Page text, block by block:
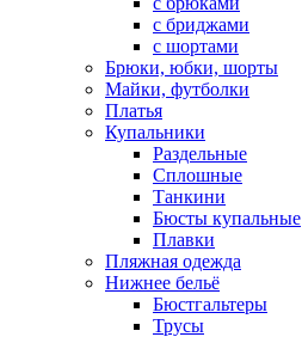
с бриджами
с шортами
Брюки, юбки, шорты
Майки, футболки
Платья
Купальники
Раздельные
Сплошные
Танкини
Бюсты купальные
Плавки
Пляжная одежда
Нижнее бельё
Бюстгальтеры
Трусы